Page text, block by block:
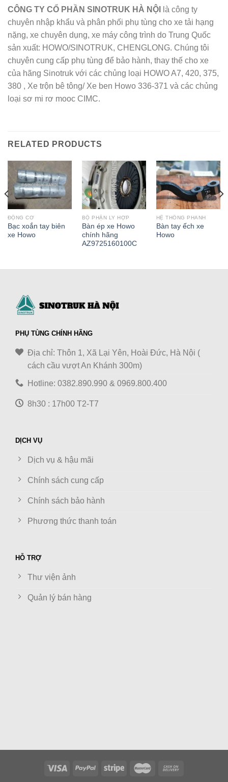
CÔNG TY CỔ PHẦN SINOTRUK HÀ NỘI
là công ty
chuyên nhập khẩu và phân phối phụ tùng cho xe tải hạng
nặng, xe chuyên dụng, xe máy công trình do Trung Quốc
sản xuất: HOWO/SINOTRUK, CHENGLONG. Chúng tôi
chuyên cung cấp phụ tùng để bảo hành, thay thế cho xe
của hãng Sinotruk với các chủng loại HOWO A7, 420, 375,
380 , Xe trộn bê tông/ Xe ben Howo 336-371 và các chủng
loại sơ mi rơ mooc CIMC.
RELATED PRODUCTS
ĐỘNG CƠ
Bạc xoắn tay biên
xe Howo
BỘ PHẬN LY HỢP
Bàn ép xe Howo
chính hãng
AZ9725160100C
HỆ THỐNG PHANH
Bàn tay ếch xe
Howo
PHỤ TÙNG CHÍNH HÃNG
Địa chỉ: Thôn 1, Xã Lại Yên, Hoài Đức, Hà Nội (
cách cầu vượt An Khánh 300m)
Hotline: 0382.890.990 & 0969.800.400
8h30 : 17h00 T2-T7
DỊCH VỤ
Dịch vụ & hậu mãi
Chính sách cung cấp
Chính sách bảo hành
Phương thức thanh toán
HỖ TRỢ
Thư viện ảnh
Quản lý bán hàng